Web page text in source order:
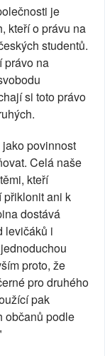
je
kteří o právu na
studentů.
právo na
si toto právo
povinnost
Celá naše
kteří
přiklonit ani k
dostává
levičáků i
proto, že
pro druhého
pak
občanů podle